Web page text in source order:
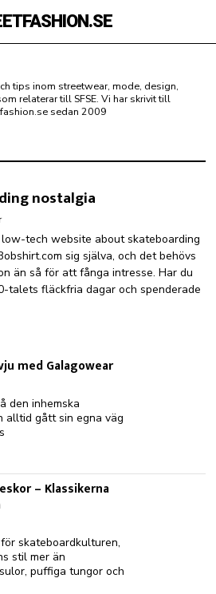
tips inom streetwear, mode, design,
relaterar till SFSE. Vi har skrivit till
sedan 2009
nostalgia
low-tech website about skateboarding
sig själva, och det behövs
än så för att fånga intresse. Har du
talets fläckfria dagar och spenderade
med Galagowear
den inhemska
alltid gått sin egna väg
– Klassikerna
skateboardkulturen,
stil mer än
puffiga tungor och